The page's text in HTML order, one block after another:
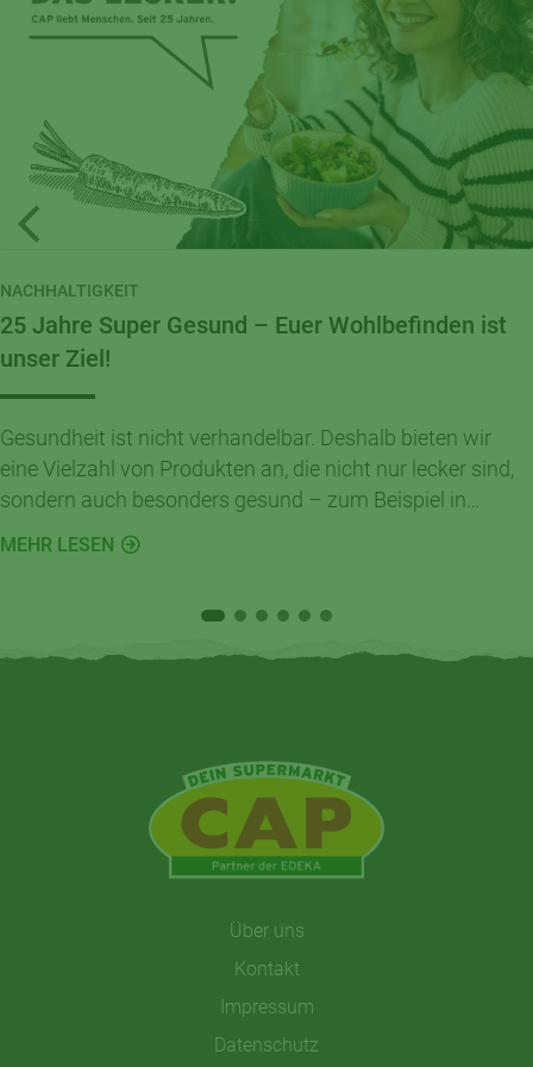
NACHHALTIGKEIT
25 Jahre Super Gesund – Euer Wohlbefinden ist
unser Ziel!
Gesundheit ist nicht verhandelbar. Deshalb bieten wir
eine Vielzahl von Produkten an, die nicht nur lecker sind,
sondern auch besonders gesund – zum Beispiel in
unserem großen Sortiment an Bio-Produkten und
pflanzlichen Alternativen.
MEHR LESEN
Über uns
Kontakt
Impressum
Datenschutz